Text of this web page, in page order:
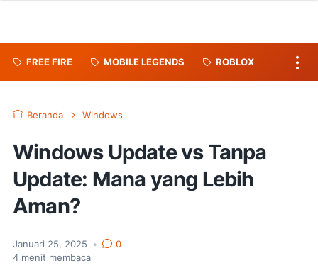
FREE FIRE MOBILE LEGENDS ROBLOX
Beranda Windows
Windows Update vs Tanpa
Update: Mana yang Lebih
Aman?
Januari 25, 2025 •
0
4 menit membaca